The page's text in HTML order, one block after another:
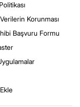
Korunması
Başvuru Formu